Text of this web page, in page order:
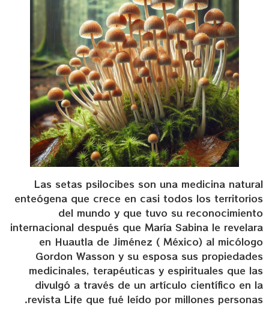
Las setas psilocibes son una medicina natural
enteógena que crece en casi todos los territorios
del mundo y que tuvo su reconocimiento
internacional después que María Sabina le revelara
en Huautla de Jiménez ( México) al micólogo
Gordon Wasson y su esposa sus propiedades
medicinales, terapéuticas y espirituales que las
divulgó a través de un artículo científico en la
revista Life que fué leído por millones personas.